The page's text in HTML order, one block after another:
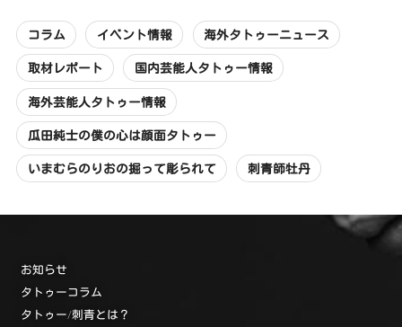
コラム イベント情報 海外タトゥーニュース
取材レポート 国内芸能人タトゥー情報
海外芸能人タトゥー情報
瓜田純士の僕の心は顔面タトゥー
いまむらのりおの掘って彫られて 刺青師牡丹
お知らせ
タトゥーコラム
タトゥー/刺青とは？